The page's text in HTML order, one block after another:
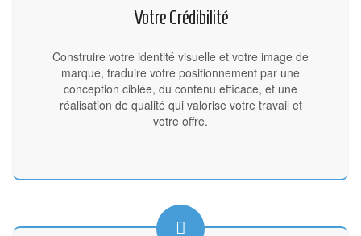
Votre Crédibilité
Construire votre identité visuelle et votre image de
marque, traduire votre positionnement par une
conception ciblée, du contenu efficace, et une
réalisation de qualité qui valorise votre travail et
votre offre.